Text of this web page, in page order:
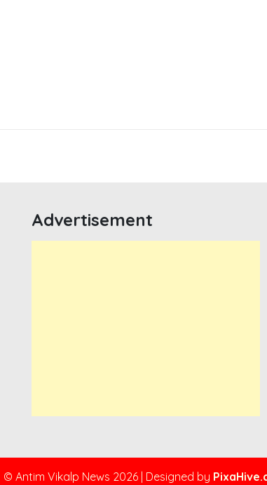
Advertisement
© Antim Vikalp News 2026 | Designed by